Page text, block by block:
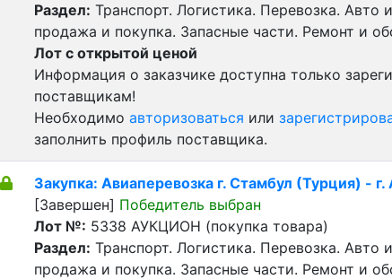
Раздел: Транспорт. Логистика. Перевозка. Авто
продажа и покупка. Запасные части. Ремонт и
Лот с открытой ценой
Информация о заказчике доступна только
поставщикам!
Необходимо авторизоваться или
заполнить профиль поставщика.
Закупка: Авиаперевозка г. Стамбул (Турция) -
[Завершен] Победитель выбран
Лот №: 5338 АУКЦИОН (покупка товара)
Раздел: Транспорт. Логистика. Перевозка. Авто
продажа и покупка. Запасные части. Ремонт и